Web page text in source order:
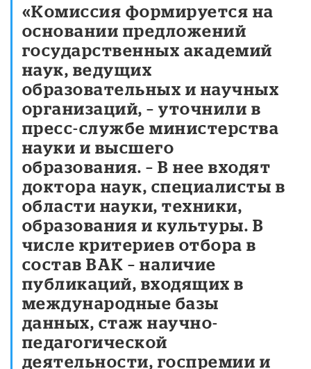
«Комиссия формируется на
основании предложений
государственных академий
наук, ведущих
образовательных и научных
организаций, – уточнили в
пресс-службе министерства
науки и высшего
образования. – В нее входят
доктора наук, специалисты в
области науки, техники,
образования и культуры. В
числе критериев отбора в
состав ВАК – наличие
публикаций, входящих в
международные базы
данных, стаж научно-
педагогической
деятельности, госпремии и